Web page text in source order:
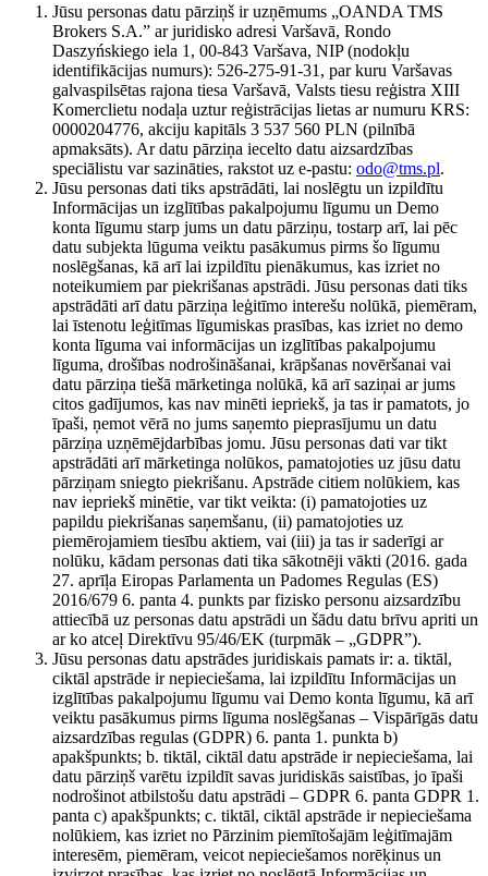
Jūsu personas datu pārziņš ir uzņēmums „OANDA TMS
Brokers S.A.” ar juridisko adresi Varšavā, Rondo
Daszyńskiego iela 1, 00-843 Varšava, NIP (nodokļu
identifikācijas numurs): 526-275-91-31, par kuru Varšavas
galvaspilsētas rajona tiesa Varšavā, Valsts tiesu reģistra XIII
Komerclietu nodaļa uztur reģistrācijas lietas ar numuru KRS:
0000204776, akciju kapitāls 3 537 560 PLN (pilnībā
apmaksāts). Ar datu pārziņa iecelto datu aizsardzības
speciālistu var sazināties, rakstot uz e-pastu: odo@tms.pl.
Jūsu personas dati tiks apstrādāti, lai noslēgtu un izpildītu
Informācijas un izglītības pakalpojumu līgumu un Demo
konta līgumu starp jums un datu pārziņu, tostarp arī, lai pēc
datu subjekta lūguma veiktu pasākumus pirms šo līgumu
noslēgšanas, kā arī lai izpildītu pienākumus, kas izriet no
noteikumiem par piekrišanas apstrādi. Jūsu personas dati tiks
apstrādāti arī datu pārziņa leģitīmo interešu nolūkā, piemēram,
lai īstenotu leģitīmas līgumiskas prasības, kas izriet no demo
konta līguma vai informācijas un izglītības pakalpojumu
līguma, drošības nodrošināšanai, krāpšanas novēršanai vai
datu pārziņa tiešā mārketinga nolūkā, kā arī saziņai ar jums
citos gadījumos, kas nav minēti iepriekš, ja tas ir pamatots, jo
īpaši, ņemot vērā no jums saņemto pieprasījumu un datu
pārziņa uzņēmējdarbības jomu. Jūsu personas dati var tikt
apstrādāti arī mārketinga nolūkos, pamatojoties uz jūsu datu
pārziņam sniegto piekrišanu. Apstrāde citiem nolūkiem, kas
nav iepriekš minētie, var tikt veikta: (i) pamatojoties uz
papildu piekrišanas saņemšanu, (ii) pamatojoties uz
piemērojamiem tiesību aktiem, vai (iii) ja tas ir saderīgi ar
nolūku, kādam personas dati tika sākotnēji vākti (2016. gada
27. aprīļa Eiropas Parlamenta un Padomes Regulas (ES)
2016/679 6. panta 4. punkts par fizisko personu aizsardzību
attiecībā uz personas datu apstrādi un šādu datu brīvu apriti un
ar ko atceļ Direktīvu 95/46/EK (turpmāk – „GDPR”).
Jūsu personas datu apstrādes juridiskais pamats ir: a. tiktāl,
ciktāl apstrāde ir nepieciešama, lai izpildītu Informācijas un
izglītības pakalpojumu līgumu vai Demo konta līgumu, kā arī
veiktu pasākumus pirms līguma noslēgšanas – Vispārīgās datu
aizsardzības regulas (GDPR) 6. panta 1. punkta b)
apakšpunkts; b. tiktāl, ciktāl datu apstrāde ir nepieciešama, lai
datu pārziņš varētu izpildīt savas juridiskās saistības, jo īpaši
nodrošinot atbilstošu datu apstrādi – GDPR 6. panta GDPR 1.
panta c) apakšpunkts; c. tiktāl, ciktāl apstrāde ir nepieciešama
nolūkiem, kas izriet no Pārzinim piemītošajām leģitīmajām
interesēm, piemēram, veicot nepieciešamos norēķinus un